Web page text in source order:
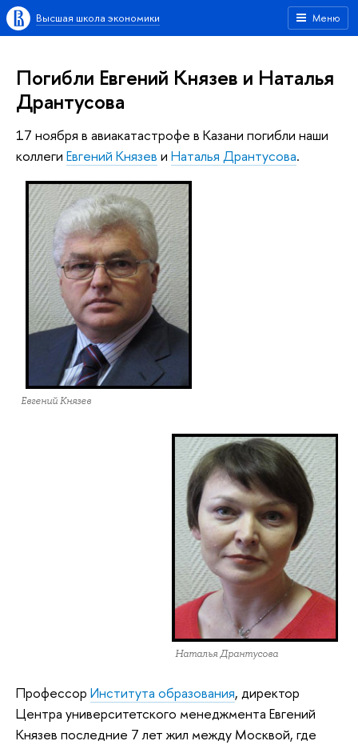
Меню
Высшая школа экономики
Погибли Евгений Князев и Наталья
Дрантусова
17 ноября в авиакатастрофе в Казани погибли наши
коллеги Евгений Князев и Наталья Дрантусова.
Евгений Князев
Наталья Дрантусова
Профессор Института образования, директор
Центра университетского менеджмента Евгений
Князев последние 7 лет жил между Москвой, где